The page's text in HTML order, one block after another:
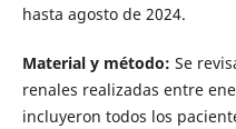
hasta agosto de 2024.
Material y método: Se
renales realizadas entre
incluyeron todos los